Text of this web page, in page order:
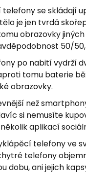
se skládají
je jen tvrdá
obrazovky
50/
po nabití vydrží
tomu baterie
obrazovky.
než
si nemusíte
aplikací
telefony ve
telefony
dobu, ani jejich